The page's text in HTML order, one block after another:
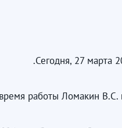
Сегодня, 27 марта
работы Ломакин